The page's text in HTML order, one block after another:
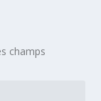
champs